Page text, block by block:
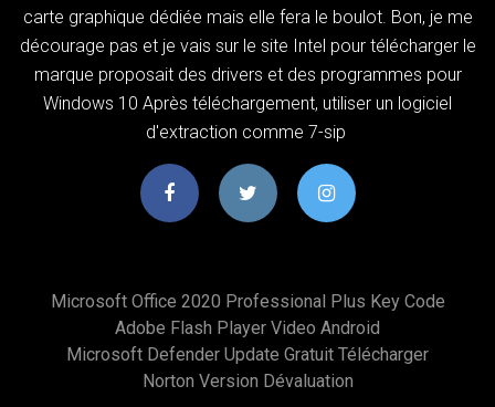
carte graphique dédiée mais elle fera le boulot. Bon, je me
décourage pas et je vais sur le site Intel pour télécharger le
marque proposait des drivers et des programmes pour
Windows 10 Après téléchargement, utiliser un logiciel
d'extraction comme 7-sip
Microsoft Office 2020 Professional Plus Key Code
Adobe Flash Player Video Android
Microsoft Defender Update Gratuit Télécharger
Norton Version Dévaluation